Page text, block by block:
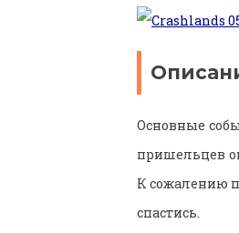
Основные
пришельцев
К сожалению
спастись.